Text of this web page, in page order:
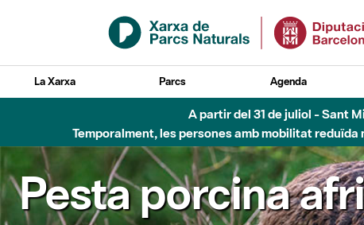
Salta al contingut principal
La Xarxa Parcs Agenda
A partir del 31 de juliol - Sant
Temporalment, les persones amb mobilitat
Pesta porcina